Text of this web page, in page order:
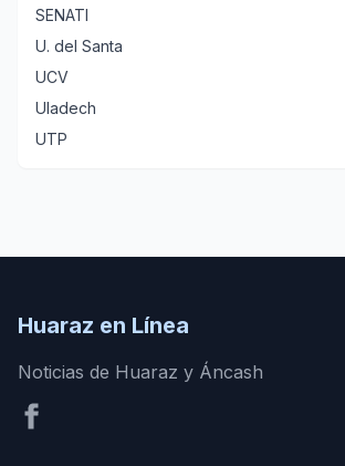
SENATI
U. del Santa
UCV
Uladech
UTP
Huaraz en Línea
Noticias de Huaraz y Áncash